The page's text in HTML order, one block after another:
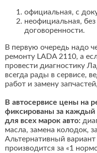
официальная, с
неофициальная,
договоренности.
В первую очередь надо
ремонту LADA 2110, а
провести диагностику
всегда рады в сервисе,
работ и замену
В автосервисе цены на
фиксированы за каждый
для всех марок авто:
масла, замена колодок,
Альтернативный вариант
производится за «1